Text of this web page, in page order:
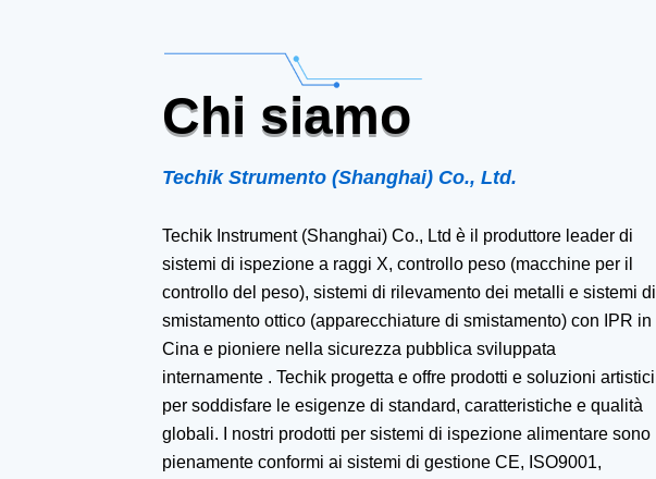
Chi siamo
Techik Strumento (Shanghai) Co., Ltd.
Techik Instrument (Shanghai) Co., Ltd è il produttore leader di
sistemi di ispezione a raggi X, controllo peso (macchine per il
controllo del peso), sistemi di rilevamento dei metalli e sistemi di
smistamento ottico (apparecchiature di smistamento) con IPR in
Cina e pioniere nella sicurezza pubblica sviluppata
internamente . Techik progetta e offre prodotti e soluzioni artistici
per soddisfare le esigenze di standard, caratteristiche e qualità
globali. I nostri prodotti per sistemi di ispezione alimentare sono
pienamente conformi ai sistemi di gestione CE, ISO9001,